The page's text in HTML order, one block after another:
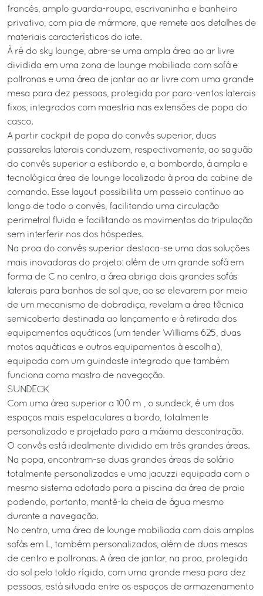
francês, amplo guarda-roupa, escrivaninha e banheiro
privativo, com pia de mármore, que remete aos detalhes de
materiais característicos do iate.
À ré do sky lounge, abre-se uma ampla área ao ar livre
dividida em uma zona de lounge mobiliada com sofá e
poltronas e uma área de jantar ao ar livre com uma grande
mesa para dez pessoas, protegida por para-ventos laterais
fixos, integrados com maestria nas extensões de popa do
casco.
A partir cockpit de popa do convés superior, duas
passarelas laterais conduzem, respectivamente, ao saguão
do convés superior a estibordo e, a bombordo, à ampla e
tecnológica área de lounge localizada à proa da cabine de
comando. Esse layout possibilita um passeio contínuo ao
longo de todo o convés, facilitando uma circulação
perimetral fluida e facilitando os movimentos da tripulação
sem interferir nos dos hóspedes.
Na proa do convés superior destaca-se uma das soluções
mais inovadoras do projeto: além de um grande sofá em
forma de C no centro, a área abriga dois grandes sofás
laterais para banhos de sol que, ao se elevarem por meio
de um mecanismo de dobradiça, revelam a área técnica
semicoberta destinada ao lançamento e à retirada dos
equipamentos aquáticos (um tender Williams 625, duas
motos aquáticas e outros equipamentos à escolha),
equipada com um guindaste integrado que também
funciona como mastro de navegação.
SUNDECK
Com uma área superior a 100 m², o sundeck, é um dos
espaços mais espetaculares a bordo, totalmente
personalizado e projetado para a máxima descontração.
O convés está idealmente dividido em três grandes áreas.
Na popa, encontram-se duas grandes áreas de solário
totalmente personalizadas e uma jacuzzi equipada com o
mesmo sistema adotado para a piscina da área de praia
podendo, portanto, mantê-la cheia de água mesmo
durante a navegação.
No centro, uma área de lounge mobiliada com dois amplos
sofás em L, também personalizados, além de duas mesas
de centro e poltronas. A área de jantar, na proa, protegida
do sol pelo toldo rígido, com uma grande mesa para dez
pessoas, está situada entre os espaços de armazenamento